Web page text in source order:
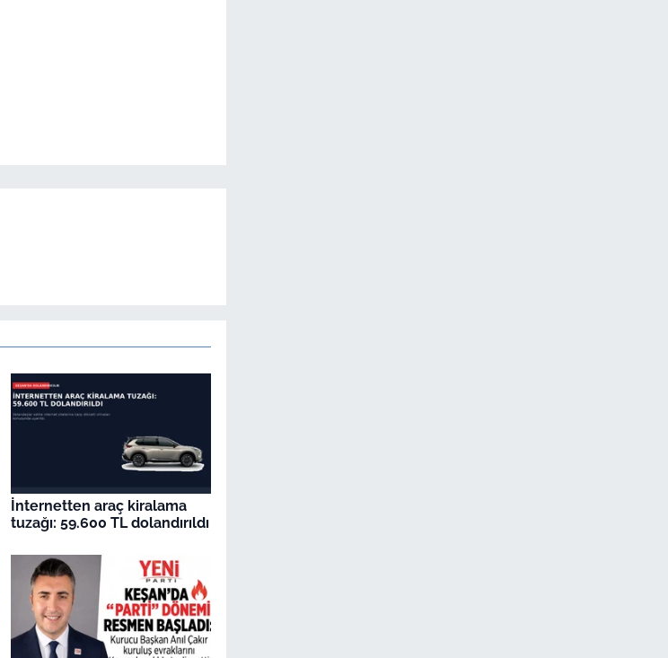
İnternetten araç kiralama
tuzağı: 59.600 TL dolandırıldı